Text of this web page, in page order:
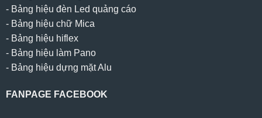
- Bảng hiệu đèn Led quảng cáo
- Bảng hiệu chữ Mica
- Bảng hiệu hiflex
- Bảng hiệu làm Pano
- Bảng hiệu dựng mặt Alu
FANPAGE FACEBOOK